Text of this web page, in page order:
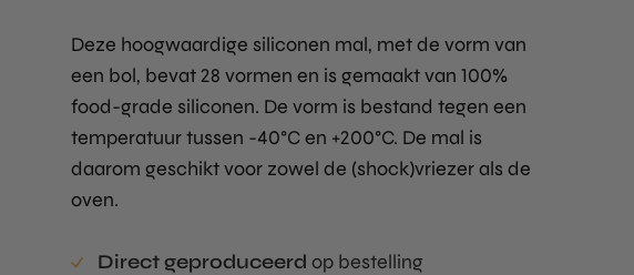
Deze hoogwaardige siliconen mal, met de vorm van
een bol, bevat 28 vormen en is gemaakt van 100%
food-grade siliconen. De vorm is bestand tegen een
temperatuur tussen -40°C en +200°C. De mal is
daarom geschikt voor zowel de (shock)vriezer als de
oven.
Direct geproduceerd op bestelling